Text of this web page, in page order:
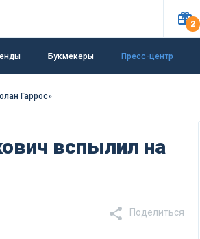
2
Букмекеры Пресс-центр
Гаррос»
вспылил на
Поделиться